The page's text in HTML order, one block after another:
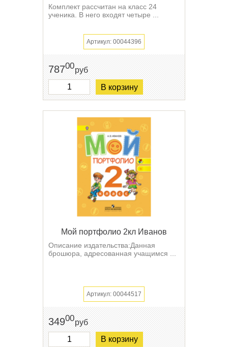
Комплект рассчитан на класс 24
ученика. В него входят четыре ...
Артикул: 00044396
78700руб
В корзину
Мой портфолио 2кл Иванов
Описание издательства:Данная
брошюра, адресованная учащимся ...
Артикул: 00044517
34900руб
В корзину